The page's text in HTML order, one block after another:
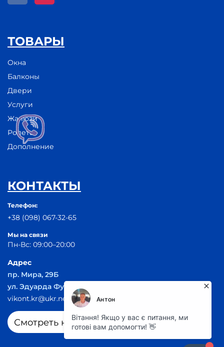
ТОВАРЫ
Окна
Балконы
Двери
Услуги
Жалюзи
Ролеты
Дополнение
КОНТАКТЫ
Телефон:
+38 (098) 067-32-65
Мы на связи
Пн-Вс: 09:00–20:00
Адрес
пр. Мира, 29Б
ул. Эдуарда Фукса 55
vikont.kr@ukr.net
Смотреть на карте